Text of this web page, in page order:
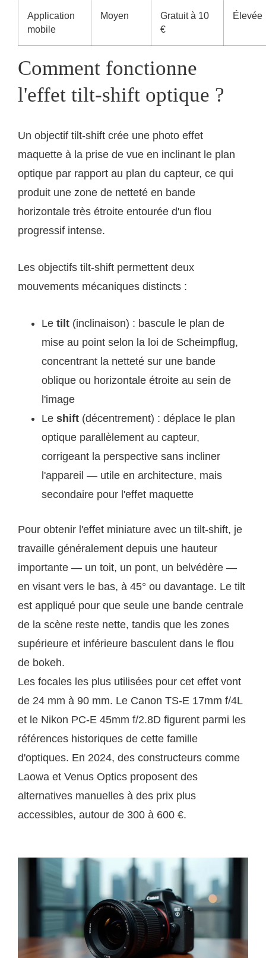
Application
mobile
Moyen
Gratuit à 10
€
Élevée
Comment fonctionne
l'effet tilt-shift optique ?
Un objectif tilt-shift crée une photo effet
maquette à la prise de vue en inclinant le plan
optique par rapport au plan du capteur, ce qui
produit une zone de netteté en bande
horizontale très étroite entourée d'un flou
progressif intense.
Les objectifs tilt-shift permettent deux
mouvements mécaniques distincts :
Le tilt (inclinaison) : bascule le plan de
mise au point selon la loi de Scheimpflug,
concentrant la netteté sur une bande
oblique ou horizontale étroite au sein de
l'image
Le shift (décentrement) : déplace le plan
optique parallèlement au capteur,
corrigeant la perspective sans incliner
l'appareil — utile en architecture, mais
secondaire pour l'effet maquette
Pour obtenir l'effet miniature avec un tilt-shift, je
travaille généralement depuis une hauteur
importante — un toit, un pont, un belvédère —
en visant vers le bas, à 45° ou davantage. Le tilt
est appliqué pour que seule une bande centrale
de la scène reste nette, tandis que les zones
supérieure et inférieure basculent dans le flou
de bokeh.
Les focales les plus utilisées pour cet effet vont
de 24 mm à 90 mm. Le Canon TS-E 17mm f/4L
et le Nikon PC-E 45mm f/2.8D figurent parmi les
références historiques de cette famille
d'optiques. En 2024, des constructeurs comme
Laowa et Venus Optics proposent des
alternatives manuelles à des prix plus
accessibles, autour de 300 à 600 €.